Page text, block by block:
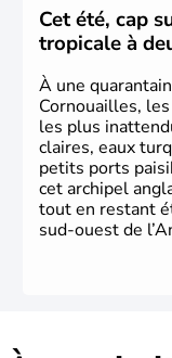
L'Angleterre est
Royaume-Uni.
d’habitants, les
84% de la
Xème siècle
germanique
parlementaire au
l’essor industriel
Cet été, cap
tropicale à
À une
Cornouailles,
les plus
claires, eaux
petits ports
cet archipel
tout en restant
sud-ouest de